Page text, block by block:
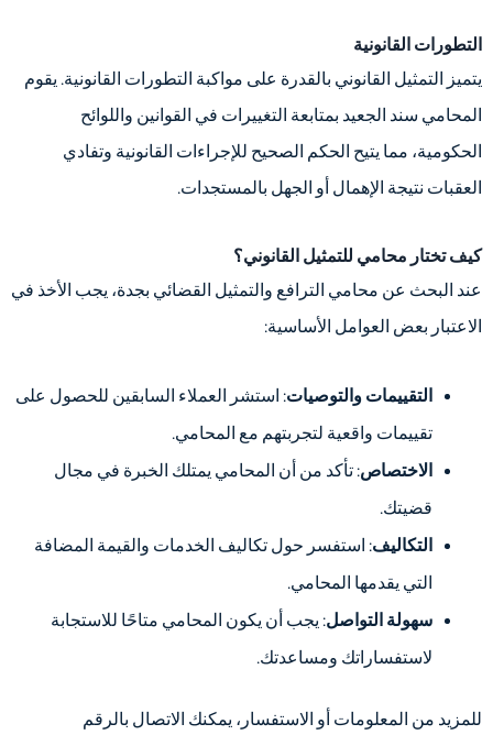
التطورات القانونية
يتميز التمثيل القانوني بالقدرة على مواكبة التطورات القانونية. يقوم
المحامي سند الجعيد بمتابعة التغييرات في القوانين واللوائح
الحكومية، مما يتيح الحكم الصحيح للإجراءات القانونية وتفادي
العقبات نتيجة الإهمال أو الجهل بالمستجدات.
كيف تختار محامي للتمثيل القانوني؟
عند البحث عن محامي الترافع والتمثيل القضائي بجدة، يجب الأخذ في
الاعتبار بعض العوامل الأساسية:
التقييمات والتوصيات: استشر العملاء السابقين للحصول على
تقييمات واقعية لتجربتهم مع المحامي.
الاختصاص: تأكد من أن المحامي يمتلك الخبرة في مجال
قضيتك.
التكاليف: استفسر حول تكاليف الخدمات والقيمة المضافة
التي يقدمها المحامي.
سهولة التواصل: يجب أن يكون المحامي متاحًا للاستجابة
لاستفساراتك ومساعدتك.
للمزيد من المعلومات أو الاستفسار، يمكنك الاتصال بالرقم